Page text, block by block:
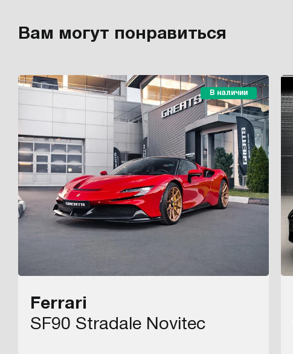
Вам могут понравиться
В наличии
Ferrari
SF90 Stradale Novitec